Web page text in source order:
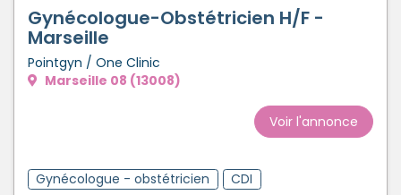
Gynécologue-Obstétricien H/F -
Marseille
Pointgyn / One Clinic
Marseille 08 (13008)
Voir l'annonce
Gynécologue - obstétricien CDI